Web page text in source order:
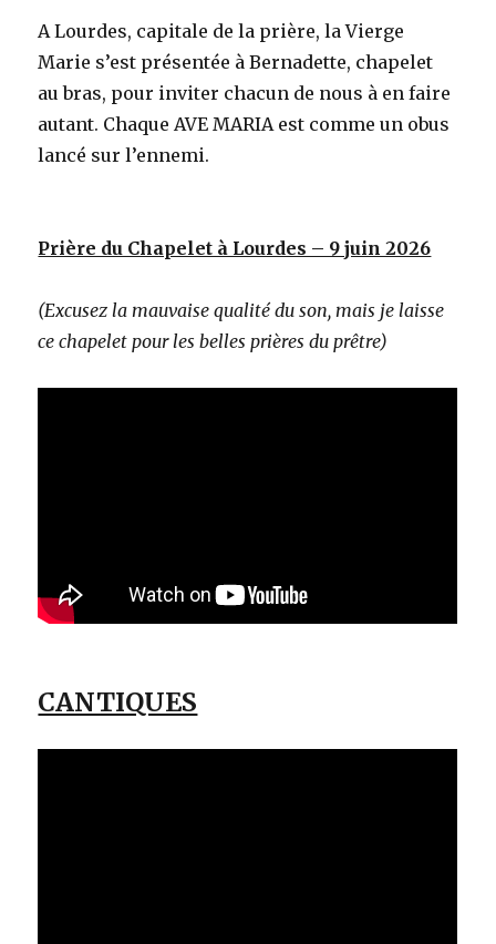
A Lourdes, capitale de la prière, la Vierge
Marie s’est présentée à Bernadette, chapelet
au bras, pour inviter chacun de nous à en faire
autant. Chaque AVE MARIA est comme un obus
lancé sur l’ennemi.
Prière du Chapelet à Lourdes – 9 juin 2026
(Excusez la mauvaise qualité du son, mais je laisse
ce chapelet pour les belles prières du prêtre)
CANTIQUES